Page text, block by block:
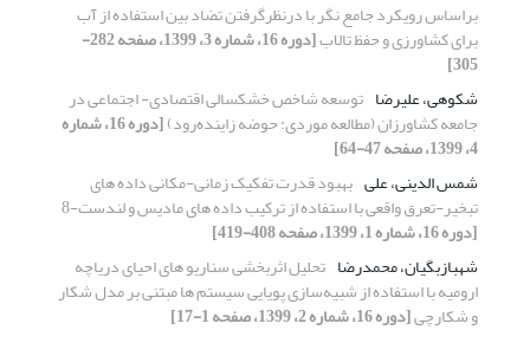
براساس رویکرد جامع نگر با درنظرگرفتن تضاد بین استفاده از آب
برای کشاورزی و حفظ تالاب [دوره 16، شماره 3، 1399، صفحه 282-
305]
شکوهی، علیرضا توسعه‌ شاخص خشکسالی اقتصادی- اجتماعی در
جامعه کشاورزان (مطالعه موردی: حوضه زاینده‌رود) [دوره 16، شماره
4، 1399، صفحه 47-64]
شمس الدینی، علی بهبود قدرت تفکیک زمانی-مکانی داده های
تبخیر-تعرق واقعی با استفاده از ترکیب داده های مادیس و لندست-8
[دوره 16، شماره 1، 1399، صفحه 408-419]
شهبازبگیان، محمدرضا تحلیل اثربخشی سناریو های احیای دریاچه
ارومیه با استفاده از شبیه‌سازی پویایی سیستم ها مبتنی بر مدل شکار
و شکارچی[دوره 16، شماره 2، 1399، صفحه 1-17]